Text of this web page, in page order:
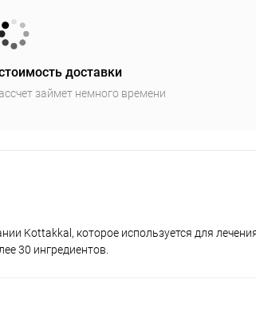
доставки
займет немного времени
Kottakkal, которое используется для
30 ингредиентов.